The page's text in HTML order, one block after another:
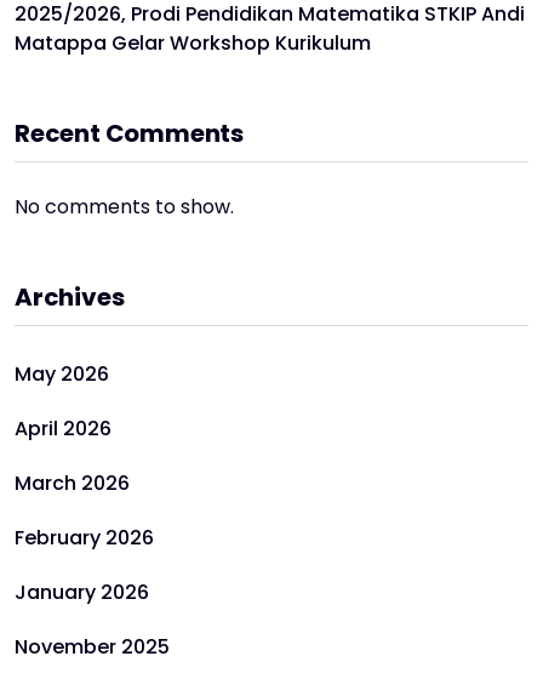
2025/2026, Prodi Pendidikan Matematika STKIP Andi
Matappa Gelar Workshop Kurikulum
Recent Comments
No comments to show.
Archives
May 2026
April 2026
March 2026
February 2026
January 2026
November 2025